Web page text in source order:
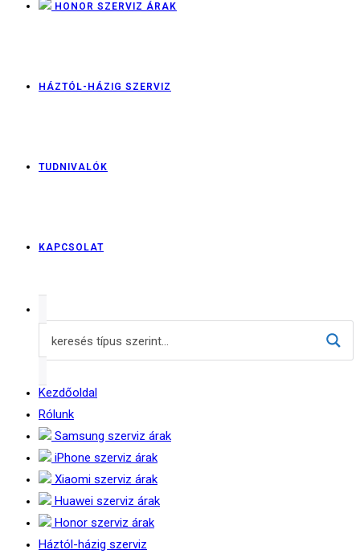
HONOR SZERVIZ ÁRAK
HÁZTÓL-HÁZIG SZERVIZ
TUDNIVALÓK
KAPCSOLAT
Kezdőoldal
Rólunk
Samsung szerviz árak
iPhone szerviz árak
Xiaomi szerviz árak
Huawei szerviz árak
Honor szerviz árak
Háztól-házig szerviz